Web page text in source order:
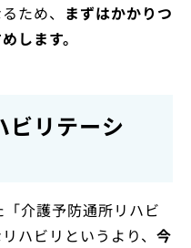
ため、 まずはかかりつ
します。
ビリテーシ
介護予防通所リハビ
ハビリというより、 今